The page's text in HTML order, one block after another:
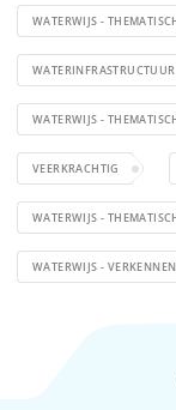
WATERWIJS -
WATERINFRASTRUCTUUR
WATERWIJS -
VEERKRACHTIG
WATERWIJS -
WATERWIJS -